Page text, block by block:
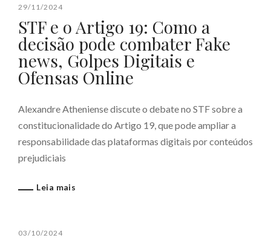
29/11/2024
STF e o Artigo 19: Como a
decisão pode combater Fake
news, Golpes Digitais e
Ofensas Online
Alexandre Atheniense discute o debate no STF sobre a
constitucionalidade do Artigo 19, que pode ampliar a
responsabilidade das plataformas digitais por conteúdos
prejudiciais
Leia mais
03/10/2024